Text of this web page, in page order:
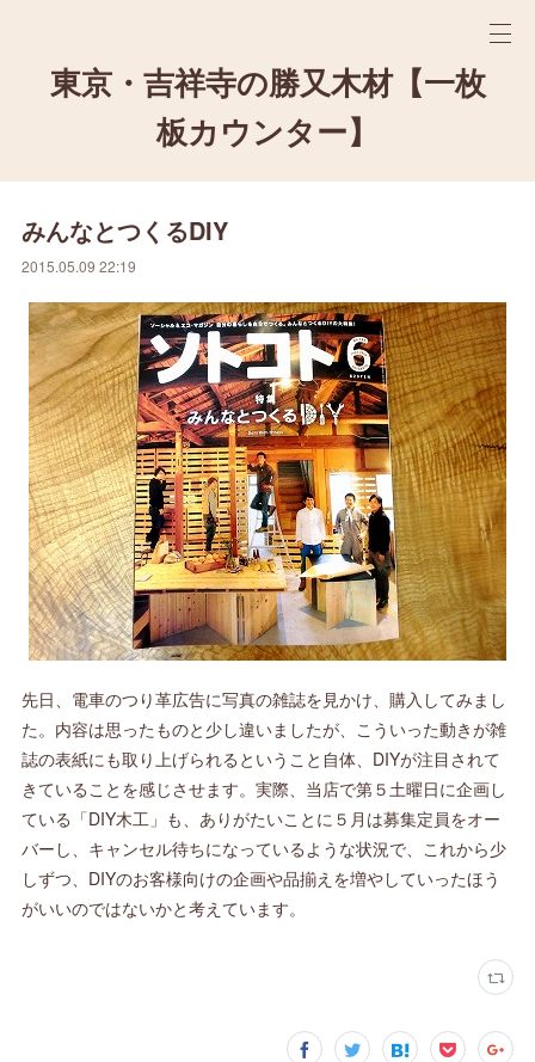
東京・吉祥寺の勝又木材【一枚
板カウンター】
みんなとつくるDIY
2015.05.09 22:19
先日、電車のつり革広告に写真の雑誌を見かけ、購入してみまし
た。内容は思ったものと少し違いましたが、こういった動きが雑
誌の表紙にも取り上げられるということ自体、DIYが注目されて
きていることを感じさせます。実際、当店で第５土曜日に企画し
ている「DIY木工」も、ありがたいことに５月は募集定員をオー
バーし、キャンセル待ちになっているような状況で、これから少
しずつ、DIYのお客様向けの企画や品揃えを増やしていったほう
がいいのではないかと考えています。